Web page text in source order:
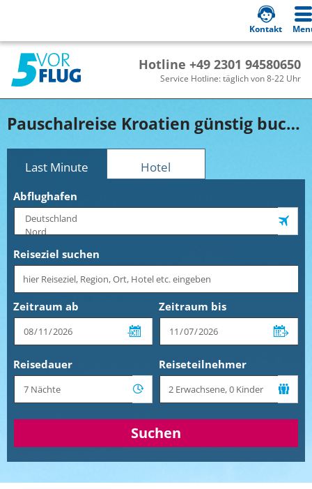
Hotline +49 2301 94580650
Service Hotline: täglich von 8-22 Uhr
Kontakt
Pauschalreise Kroatien günstig buchen!
Last Minute Hotel
Abflughafen
Reiseziel suchen
Zeitraum ab Zeitraum bis
Reisedauer Reiseteilnehmer
Suchen